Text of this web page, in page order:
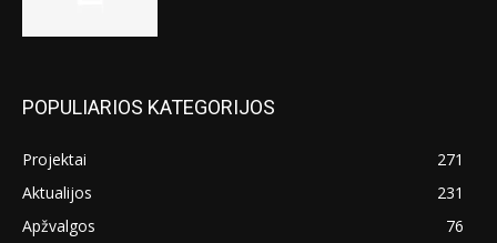
POPULIARIOS KATEGORIJOS
Projektai
271
Aktualijos
231
Apžvalgos
76